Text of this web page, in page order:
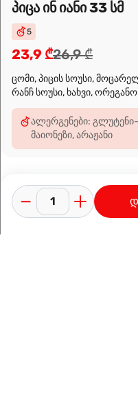
პიცა ინ იანი 33 სმ
5
23,9 ₾26,9 ₾
ცომი, პიცის სოუსი,
რანჩ სოუსი, ხახვი, ორეგანო
ალერგენები:
მაიონეზი, არაჟანი